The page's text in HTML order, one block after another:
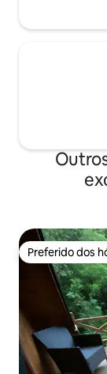
Preferido dos
Preferido dos